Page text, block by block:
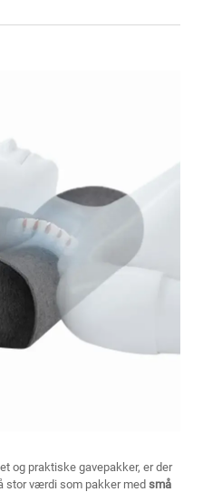
og praktiske gavepakker, er der
stor værdi som pakker med små